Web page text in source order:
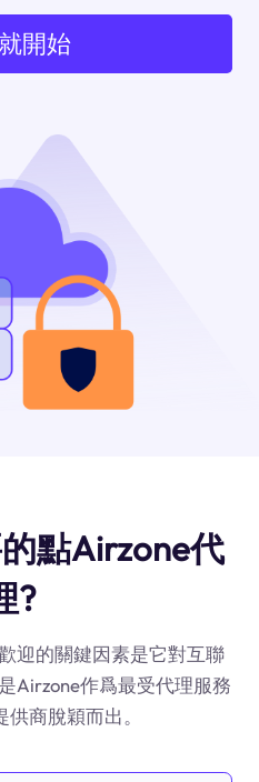
開始
點Airzone代
?
迎的關鍵因素是它對互聯
Airzone作爲最受代理服務
商脫穎而出。